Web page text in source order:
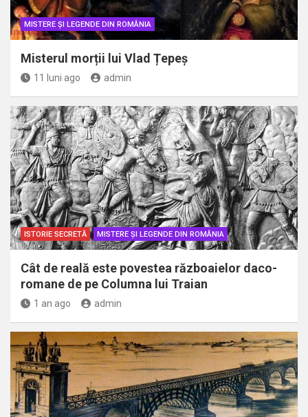
MISTERE ȘI LEGENDE DIN ROMÂNIA
Misterul morții lui Vlad Țepeș
11 luni ago admin
ISTORIE SECRETĂ MISTERE ȘI LEGENDE DIN ROMÂNIA
Cât de reală este povestea războaielor daco-
romane de pe Columna lui Traian
1 an ago admin